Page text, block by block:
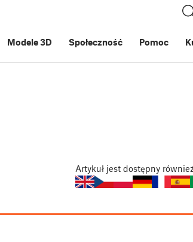
Modele 3D Społeczność Pomoc
Artykuł jest dostępny